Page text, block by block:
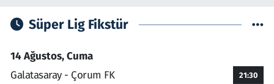
Süper Lig Fikstür
14 Ağustos, Cuma
Galatasaray - Çorum FK
21:30